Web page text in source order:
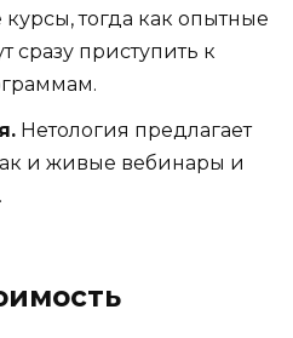
тогда как опытные
сразу приступить к
Нетология предлагает
и живые вебинары и